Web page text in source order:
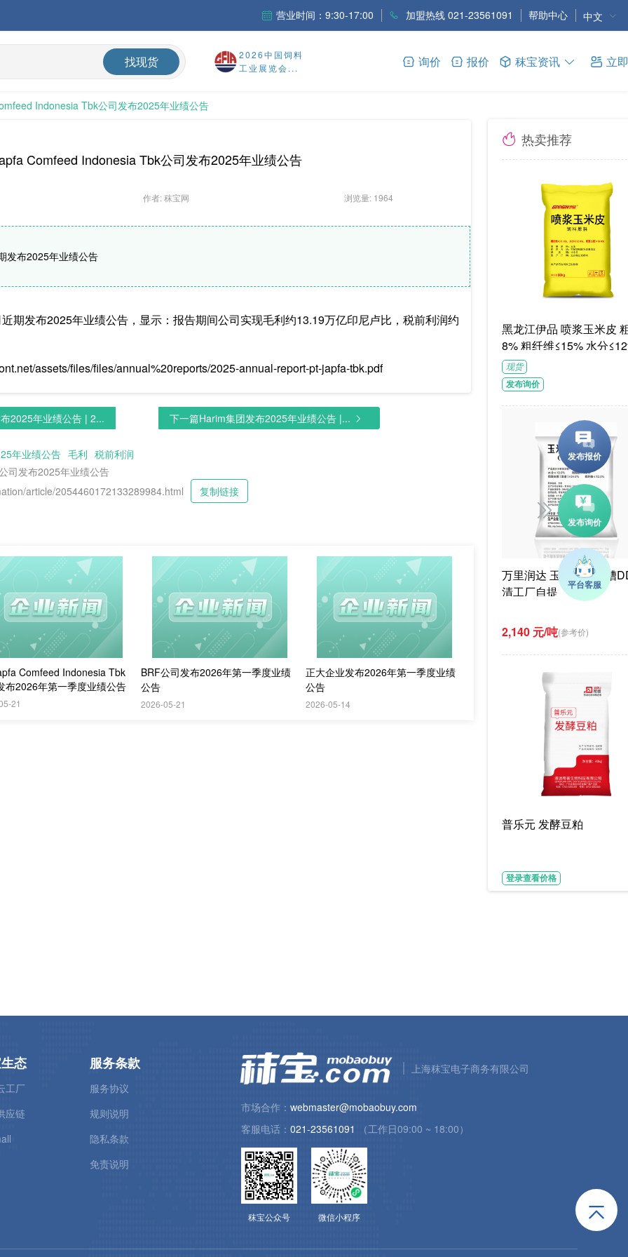
场淡稳运行
「周秣杂谈353」炎热遮不住淡季中的市场严寒——蛋氨酸、维生素A和赖氨酸价格持续走弱陷困局
中国维生素市场窄幅整理，VE止跌反弹，VA、VD3承压；欧洲市场阴跌
营业时间：9:30-17:00 加盟热线 021-23561091 帮助中心 中文
找现货
2026中国饲料
工业展览会...
询价 报价 秣宝资讯 立
Indonesia Tbk公司发布2025年业绩公告
Comfeed Indonesia Tbk公司发布2025年业绩公告
作者: 秣宝网 浏览量: 1964
发布2025年业绩公告
期发布2025年业绩公告，显示：报告期间公司实现毛利约13.19万亿印尼卢比，税前利润约
assets/files/files/annual%20reports/2025-annual-report-pt-japfa-tbk.pdf
2025年业绩公告 | 2... 下一篇Harim集团发布2025年业绩公告 |...
年业绩公告 毛利 税前利润
司发布2025年业绩公告
article/2054460172133289984.html
复制链接
Comfeed Indonesia Tbk
布2026年第一季度业绩公告
21
BRF公司发布2026年第一季度业绩
公告
2026-05-21
正大企业发布2026年第一季度业绩
公告
2026-05-14
热卖推荐
黑龙江伊品 喷浆玉米皮 粗蛋白≥1
8% 粗纤维≤15% 水分
G/袋饲料级褐色或浅褐
体
现货
发布询价
万里润达 玉米干酒精糟
清工厂自提
2,140 元/吨(参考价)
普乐元 发酵豆粕
登录查看价格
态
工厂
应链
服务条款
服务协议
规则说明
隐私条款
免责说明
上海秣宝电子商务有限公司
市场合作： webmaster@mobaobuy.com
客服电话： 021-23561091 （工作日09:00 ~ 18:00）
秣宝公众号 微信小程序